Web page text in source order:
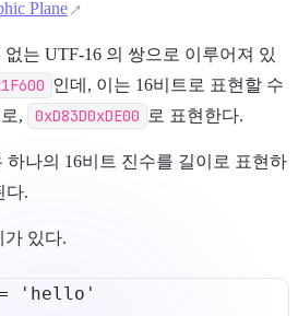
Plane
는 UTF-16 의 쌍으로 이루어져 있
인데, 이는 16비트로 표현할 수
,
0xD83D0xDE00 로 표현한다.
하나의 16비트 진수를 길이로 표현하
다.
가 있다.
'hello'